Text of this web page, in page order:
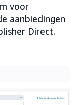
voor
aanbiedingen
Direct.